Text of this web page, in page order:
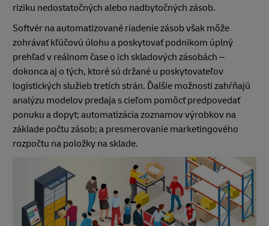
riziku nedostatočných alebo nadbytočných zásob.
Softvér na automatizované riadenie zásob však môže
zohrávať kľúčovú úlohu a poskytovať podnikom úplný
prehľad v reálnom čase o ich skladových zásobách –
dokonca aj o tých, ktoré sú držané u poskytovateľov
logistických služieb tretích strán. Ďalšie možnosti zahŕňajú
analýzu modelov predaja s cieľom pomôcť predpovedať
ponuku a dopyt; automatizácia zoznamov výrobkov na
základe počtu zásob; a presmerovanie marketingového
rozpočtu na položky na sklade.